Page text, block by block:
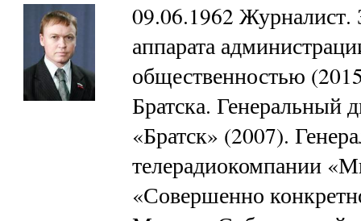
09.06.1962 Журналист.
аппарата
общественностью
Братска. Генеральный
«Братск» (2007).
телерадиокомпании
«Совершенно